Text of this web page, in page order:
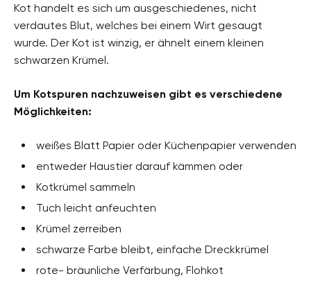
Kot handelt es sich um ausgeschiedenes, nicht
verdautes Blut, welches bei einem Wirt gesaugt
wurde. Der Kot ist winzig, er ähnelt einem kleinen
schwarzen Krümel.
Um Kotspuren nachzuweisen gibt es verschiedene
Möglichkeiten:
weißes Blatt Papier oder Küchenpapier verwenden
entweder Haustier darauf kämmen oder
Kotkrümel sammeln
Tuch leicht anfeuchten
Krümel zerreiben
schwarze Farbe bleibt, einfache Dreckkrümel
rote- bräunliche Verfärbung, Flohkot